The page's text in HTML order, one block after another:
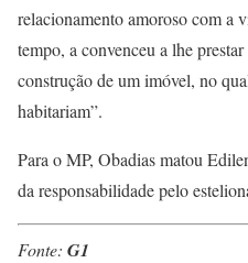
relacionamento amoroso com a
tempo, a convenceu a lhe
construção de um imóvel, no
habitariam”.
Para o MP, Obadias matou
da responsabilidade pelo
Fonte: G1